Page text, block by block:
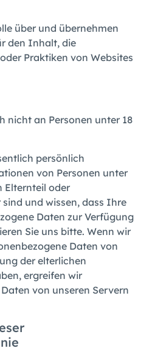
über und übernehmen
den Inhalt, die
Praktiken von Websites
nicht an Personen unter 18
persönlich
von Personen unter
Elternteil oder
und wissen, dass Ihre
Daten zur Verfügung
Sie uns bitte. Wenn wir
Daten von
der elterlichen
ergreifen wir
von unseren Servern